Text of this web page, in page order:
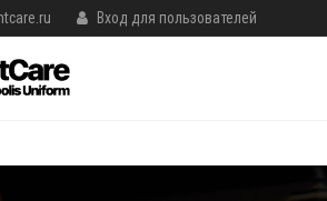
Вход для пользователей